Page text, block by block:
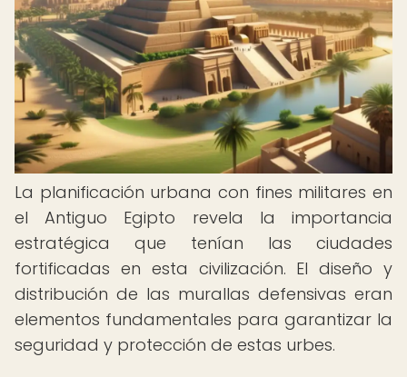
La planificación urbana con fines militares en
el Antiguo Egipto revela la importancia
estratégica que tenían las ciudades
fortificadas en esta civilización. El diseño y
distribución de las murallas defensivas eran
elementos fundamentales para garantizar la
seguridad y protección de estas urbes.